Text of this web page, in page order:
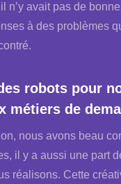
n’y avait pas de
à des problèmes
robots pour
métiers de
nous avons beau
il y a aussi une part
réalisons. Cette